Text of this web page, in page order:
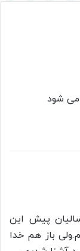
می شود
پیش این
باز هم خدا